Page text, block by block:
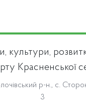
культури,
Красненської
р-н., с.
3